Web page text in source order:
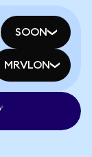
SOON
MRVLON